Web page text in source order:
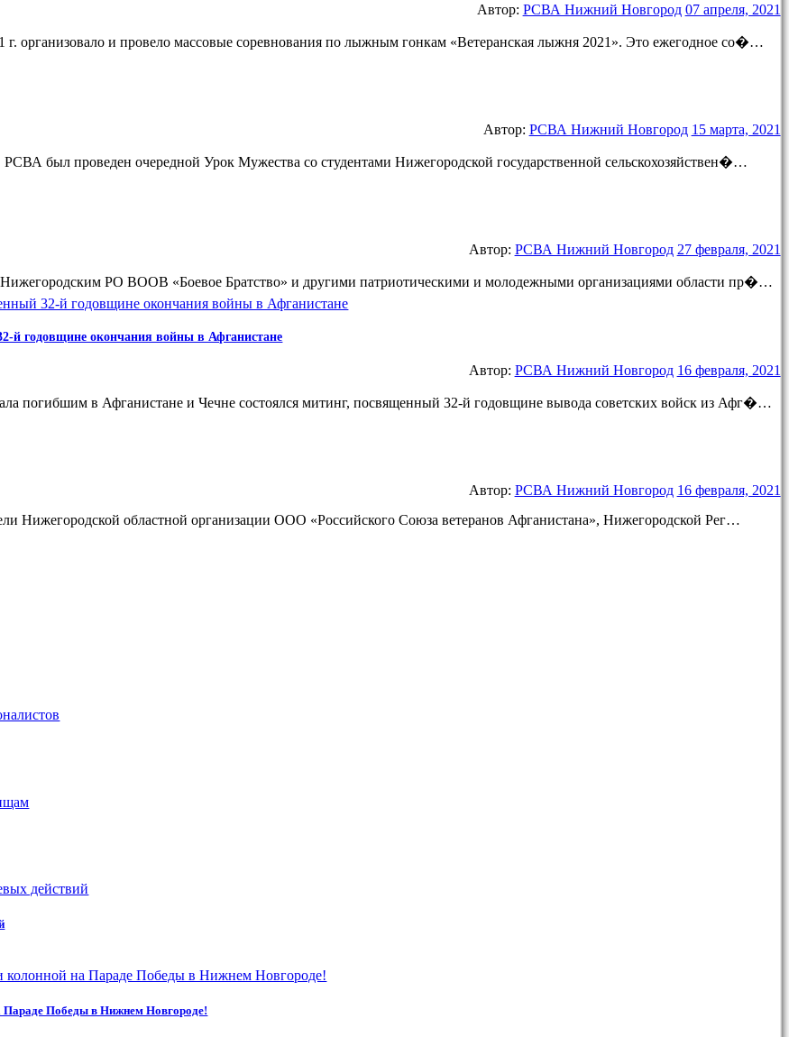
Автор: РСВА Нижний Новгород 07 апреля, 2021
организовало и провело массовые соревнования по лыжным гонкам «Ветеранская лыжня 2021». Это ежегодное со�…
Автор: РСВА Нижний Новгород 15 марта, 2021
был проведен очередной Урок Мужества со студентами Нижегородской государственной сельскохозяйствен�…
Автор: РСВА Нижний Новгород 27 февраля, 2021
РО ВООВ «Боевое Братство» и другими патриотическими и молодежными организациями области пр�…
й годовщине окончания войны в Афганистане
Автор: РСВА Нижний Новгород 16 февраля, 2021
погибшим в Афганистане и Чечне состоялся митинг, посвященный 32-й годовщине вывода советских войск из Афг�…
Автор: РСВА Нижний Новгород 16 февраля, 2021
Нижегородской областной организации ООО «Российского Союза ветеранов Афганистана», Нижегородской Рег…
Параде Победы в Нижнем Новгороде!